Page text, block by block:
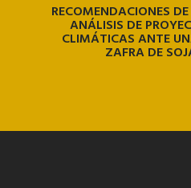
RECOMENDACIONES
ANÁLISIS DE
CLIMÁTICAS ANTE
ZAFRA DE